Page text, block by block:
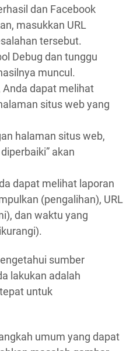
dan Facebook
masukkan URL
tersebut.
Debug dan tunggu
muncul.
Anda dapat melihat
situs web yang
halaman situs web,
akan
dapat melihat laporan
(pengalihan), URL
dan waktu yang
sumber
lakukan adalah
untuk
umum yang dapat